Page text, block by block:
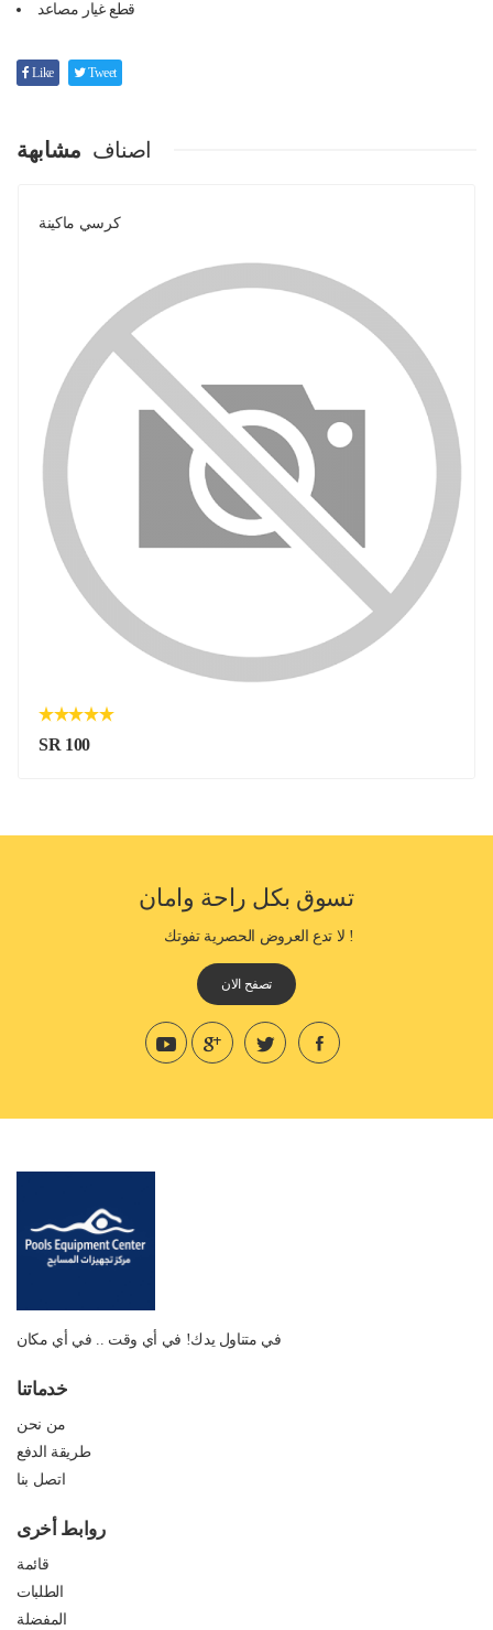
قطع غيار مصاعد
Like Tweet
اصناف مشابهة
كرسي ماكينة
SR 100
تسوق بكل راحة وامان
! لا تدع العروض الحصرية تفوتك
تصفح الان
في متناول يدك! في أي وقت .. في أي مكان
خدماتنا
من نحن
طريقة الدفع
اتصل بنا
روابط أخرى
قائمة
الطلبات
المفضلة